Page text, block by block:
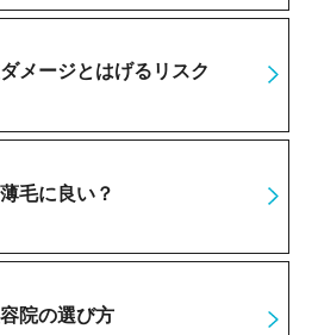
メージとはげるリスク
毛に良い？
院の選び方